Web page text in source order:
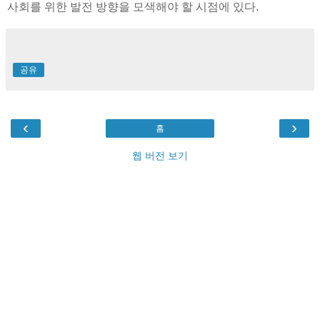
사회를 위한 발전 방향을 모색해야 할 시점에 있다.
공유
‹ ›
홈
웹 버전 보기